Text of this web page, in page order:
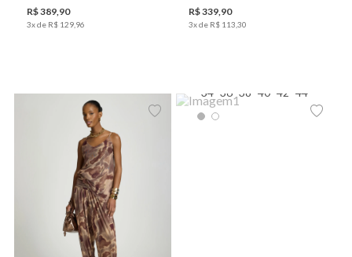
R$389 90
3x de R$ 129 96
R$339 90
3x de R$ 113 30
34 36 38 40 42 44